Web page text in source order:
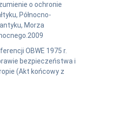
o ochronie
Północno-
Morza
OBWE 1975 r.
bezpieczeństwa i
(Akt końcowy z